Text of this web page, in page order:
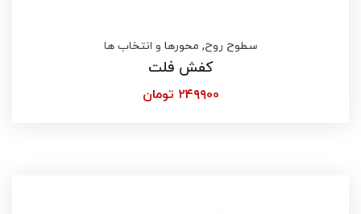
سطوح روح, محورها و انتخاب ها
کفش فلت
۲۴۹۹۰۰ تومان